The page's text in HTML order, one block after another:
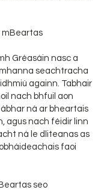
mBeartas
Gréasáin nasc a
seachtracha
againn. Tabhair
nach bhfuil aon
ná ar bheartais
agus nach féidir linn
ná le dliteanas as
faoi
seo